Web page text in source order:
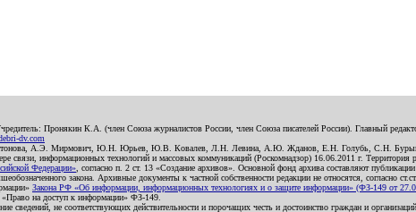
Пронякин К.А. (член Союза журналистов России, член Союза писателей России). Главный
dv.com
А.Э. Мирмович, Ю.Н. Юрьев, Ю.В. Ковалев, Л.Н. Левина, А.Ю. Жданов, Е.Н. Голубь, С.Н.
связи, информационных технологий и массовых коммуникаций (Роскомнадзор) 16.06.2011 г. Территория
Федерации» , согласно п. 2 ст. 13 «Создание архивов». Основной фонд архива составляют
закона. Архивные документы к частной собственности редакции не относятся, согласно
Закона РФ «Об информации, информационных технологиях и о защите информации» (ФЗ-149 от
«Право на доступ к информации» ФЗ-149.
сведений, не соответствующих действительности и порочащих честь и достоинство граждан и